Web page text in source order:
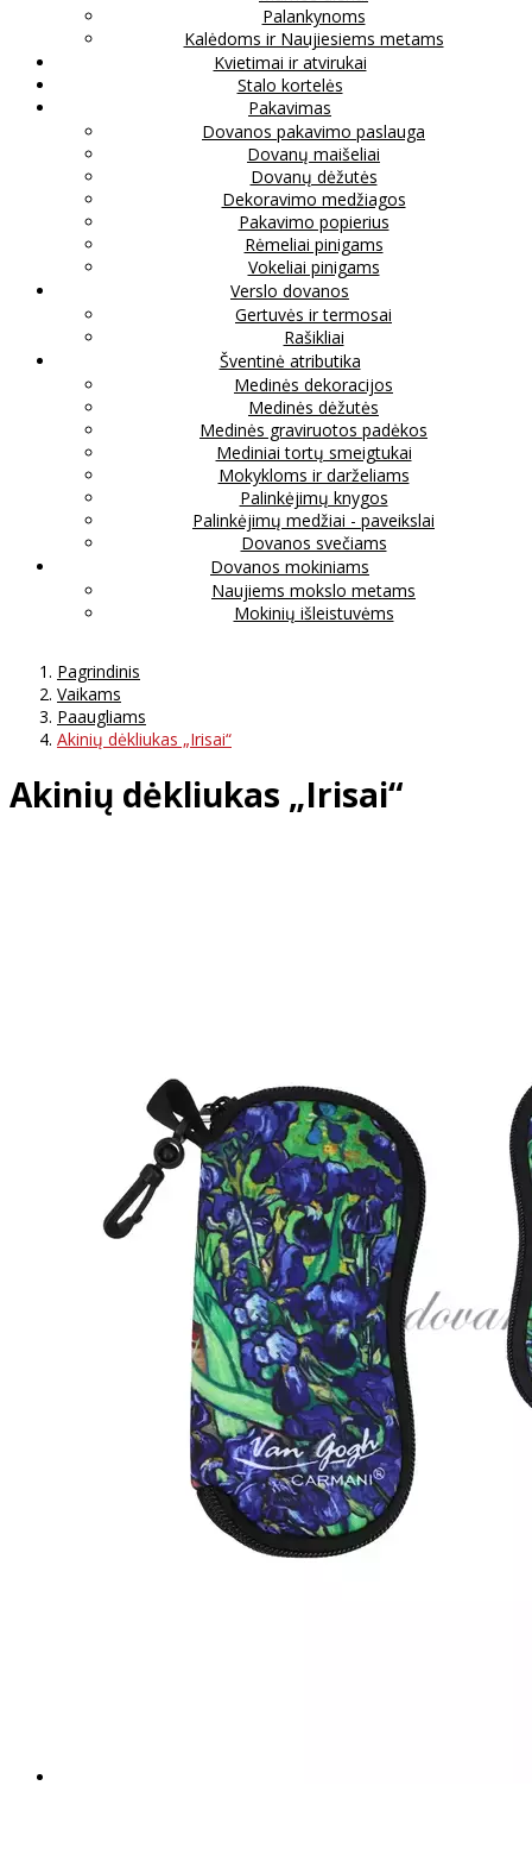
Palankynoms
Kalėdoms ir Naujiesiems metams
Kvietimai ir atvirukai
Stalo kortelės
Pakavimas
Dovanos pakavimo paslauga
Dovanų maišeliai
Dovanų dėžutės
Dekoravimo medžiagos
Pakavimo popierius
Rėmeliai pinigams
Vokeliai pinigams
Verslo dovanos
Gertuvės ir termosai
Rašikliai
Šventinė atributika
Medinės dekoracijos
Medinės dėžutės
Medinės graviruotos padėkos
Mediniai tortų smeigtukai
Mokykloms ir darželiams
Palinkėjimų knygos
Palinkėjimų medžiai - paveikslai
Dovanos svečiams
Dovanos mokiniams
Naujiems mokslo metams
Mokinių išleistuvėms
Pagrindinis
Vaikams
Paaugliams
Akinių dėkliukas „Irisai“
Akinių dėkliukas „Irisai“